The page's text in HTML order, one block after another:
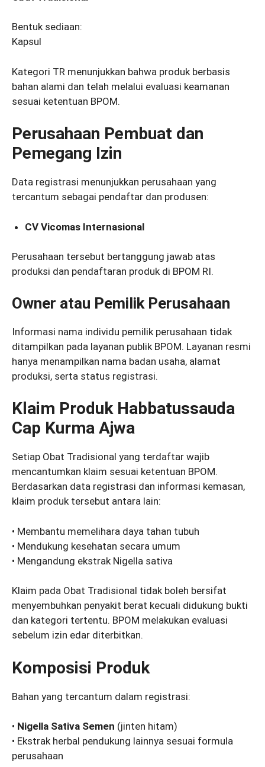
Bentuk sediaan:
Kapsul
Kategori TR menunjukkan bahwa produk berbasis
bahan alami dan telah melalui evaluasi keamanan
sesuai ketentuan BPOM.
Perusahaan Pembuat dan
Pemegang Izin
Data registrasi menunjukkan perusahaan yang
tercantum sebagai pendaftar dan produsen:
CV Vicomas Internasional
Perusahaan tersebut bertanggung jawab atas
produksi dan pendaftaran produk di BPOM RI.
Owner atau Pemilik Perusahaan
Informasi nama individu pemilik perusahaan tidak
ditampilkan pada layanan publik BPOM. Layanan resmi
hanya menampilkan nama badan usaha, alamat
produksi, serta status registrasi.
Klaim Produk Habbatussauda
Cap Kurma Ajwa
Setiap Obat Tradisional yang terdaftar wajib
mencantumkan klaim sesuai ketentuan BPOM.
Berdasarkan data registrasi dan informasi kemasan,
klaim produk tersebut antara lain:
• Membantu memelihara daya tahan tubuh
• Mendukung kesehatan secara umum
• Mengandung ekstrak Nigella sativa
Klaim pada Obat Tradisional tidak boleh bersifat
menyembuhkan penyakit berat kecuali didukung bukti
dan kategori tertentu. BPOM melakukan evaluasi
sebelum izin edar diterbitkan.
Komposisi Produk
Bahan yang tercantum dalam registrasi:
• Nigella Sativa Semen (jinten hitam)
• Ekstrak herbal pendukung lainnya sesuai formula
perusahaan